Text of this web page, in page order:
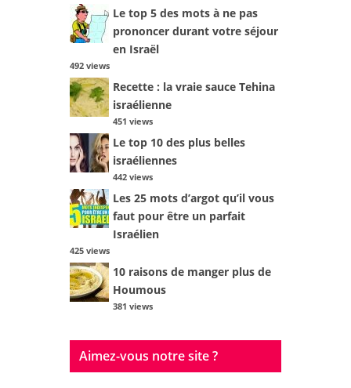
Le top 5 des mots à ne pas
prononcer durant votre séjour
en Israël
492 views
Recette : la vraie sauce Tehina
israélienne
451 views
Le top 10 des plus belles
israéliennes
442 views
Les 25 mots d’argot qu’il vous
faut pour être un parfait
Israélien
425 views
10 raisons de manger plus de
Houmous
381 views
Aimez-vous notre site ?